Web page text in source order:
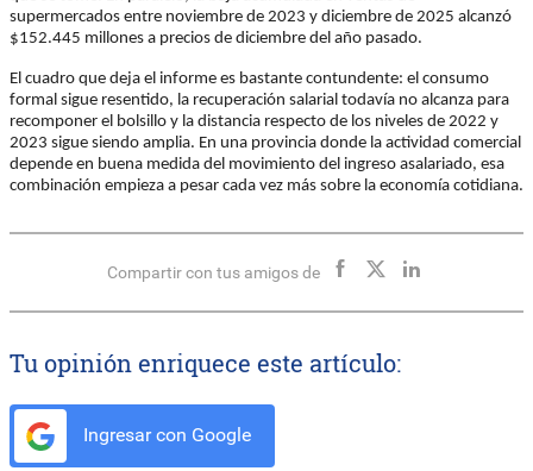
supermercados entre noviembre de 2023 y diciembre de 2025 alcanzó
$152.445 millones a precios de diciembre del año pasado.
El cuadro que deja el informe es bastante contundente: el consumo
formal sigue resentido, la recuperación salarial todavía no alcanza para
recomponer el bolsillo y la distancia respecto de los niveles de 2022 y
2023 sigue siendo amplia. En una provincia donde la actividad comercial
depende en buena medida del movimiento del ingreso asalariado, esa
combinación empieza a pesar cada vez más sobre la economía cotidiana.
Compartir con tus amigos de
Tu opinión enriquece este artículo:
Ingresar con Google